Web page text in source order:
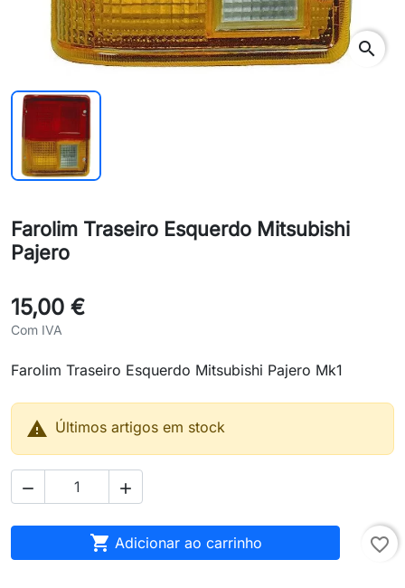
search
Farolim Traseiro Esquerdo Mitsubishi
Pajero
15,00 €
Com IVA
Farolim Traseiro Esquerdo Mitsubishi Pajero Mk1
 Últimos artigos em stock
 
 Adicionar ao carrinho favorite_border